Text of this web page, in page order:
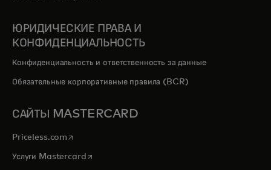
ЮРИДИЧЕСКИЕ ПРАВА И
КОНФИДЕНЦИАЛЬНОСТЬ
Конфиденциальность и ответственность за данные
Обязательные корпоративные правила (BCR)
САЙТЫ MASTERCARD
Priceless.com opens in a new tab
Услуги Mastercardopens in a new tab